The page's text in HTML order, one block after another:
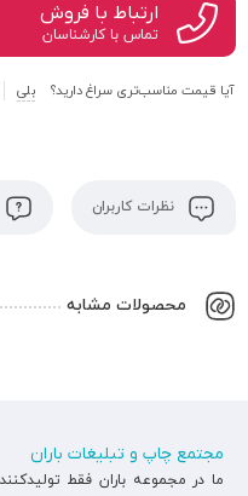
ارتباط با فروش
تماس با کارشناسان
آیا قیمت مناسب‌تری سراغ دارید؟ بلی
نظرات کاربران
محصولات مشابه
مجتمع چاپ و تبلیغات باران
ما در مجموعه باران فقط